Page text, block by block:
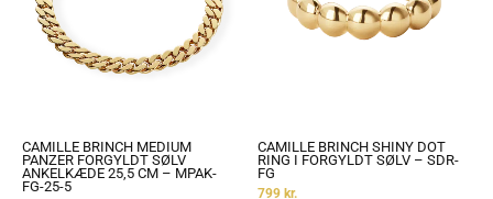
CAMILLE BRINCH MEDIUM
PANZER FORGYLDT SØLV
ANKELKÆDE 25,5 CM – MPAK-
FG-25-5
CAMILLE BRINCH SHINY DOT
RING I FORGYLDT SØLV – SDR-
FG
799 kr.